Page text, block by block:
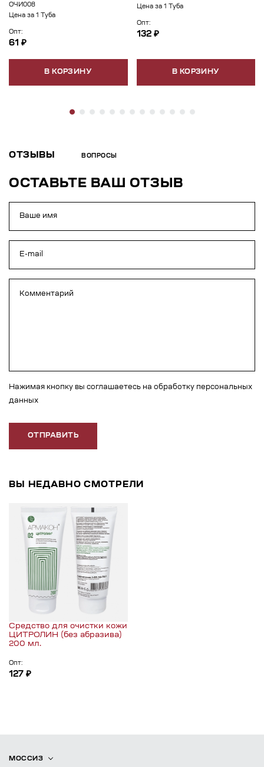
ОЧИ008
Цена за 1 Туба
Опт:
61 ₽
В КОРЗИНУ
Цена за 1 Туба
Опт:
132 ₽
В КОРЗИНУ
ОТЗЫВЫ ВОПРОСЫ
ОСТАВЬТЕ ВАШ ОТЗЫВ
Нажимая кнопку вы соглашаетесь на обработку персональных
данных
ОТПРАВИТЬ
ВЫ НЕДАВНО СМОТРЕЛИ
Средство для очистки кожи
ЦИТРОЛИН (без абразива)
200 мл.
Опт:
127 ₽
МОССИЗ